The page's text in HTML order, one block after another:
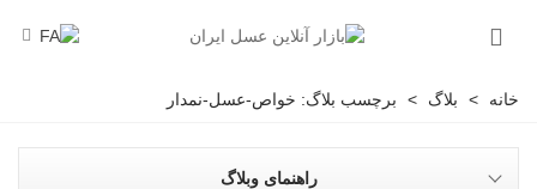
خانه > بلاگ > برچسب بلاگ: خواص-عسل-نمدار
راهنمای وبلاگ